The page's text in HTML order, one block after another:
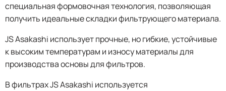
специальная формовочная технология, позволяющая
получить идеальные складки фильтрующего материала.
JS Asakashi использует прочные, но гибкие, устойчивые
к высоким температурам и износу материалы для
производства основы для фильтров.
В фильтрах JS Asakashi используется